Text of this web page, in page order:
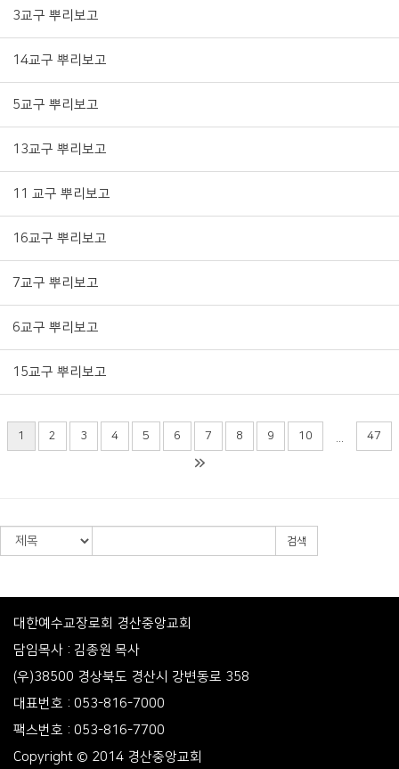
3교구 뿌리보고
14교구 뿌리보고
5교구 뿌리보고
13교구 뿌리보고
11 교구 뿌리보고
16교구 뿌리보고
7교구 뿌리보고
6교구 뿌리보고
15교구 뿌리보고
1 2 3 4 5 6 7 8 9 10 47
검색
대한예수교장로회 경산중앙교회
담임목사 : 김종원 목사
(우)38500 경상북도 경산시 강변동로 358
대표번호 : 053-816-7000
팩스번호 : 053-816-7700
Copyright © 2014 경산중앙교회